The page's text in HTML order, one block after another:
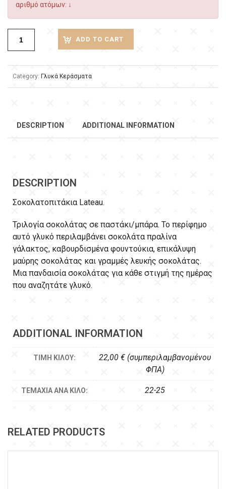
αριθμό ατόμων: ↓
ADD TO CART
Category: Γλυκά Κεράσματα
DESCRIPTION ADDITIONAL INFORMATION
DESCRIPTION
Σοκολατοπιτάκια Lateau.
Τριλογία σοκολάτας σε παστάκι/μπάρα. Το περίφημο
αυτό γλυκό περιλαμβάνει σοκολάτα πραλίνα
γάλακτος, καβουρδισμένα φουντούκια, επικάλυψη
μαύρης σοκολάτας και γραμμές λευκής σοκολάτας.
Μια πανδαισία σοκολάτας για κάθε στιγμή της ημέρας
που αναζητάτε γλυκό.
ADDITIONAL INFORMATION
ΤΙΜΉ ΚΙΛΟΎ:
22,00 € (συμπεριλαμβανομένου
ΦΠΑ)
ΤΕΜΆΧΙΑ ΑΝΆ ΚΙΛΌ: 22-25
RELATED PRODUCTS